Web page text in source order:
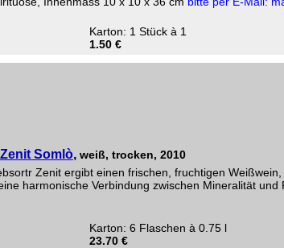
Karton: 1 Stück à 1
1.50 €
Somlò, weiß, trocken, 2010
Zenit ergibt einen frischen, fruchtigen
harmonische Verbindung zwischen Mineralität
Karton: 6 Flaschen à 0.75 l
23.70 €